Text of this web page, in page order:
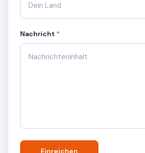
Nachricht *
Einreichen